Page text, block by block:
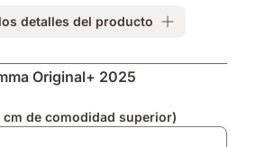
detalles del producto
Original+ 2025
cm de comodidad superior)